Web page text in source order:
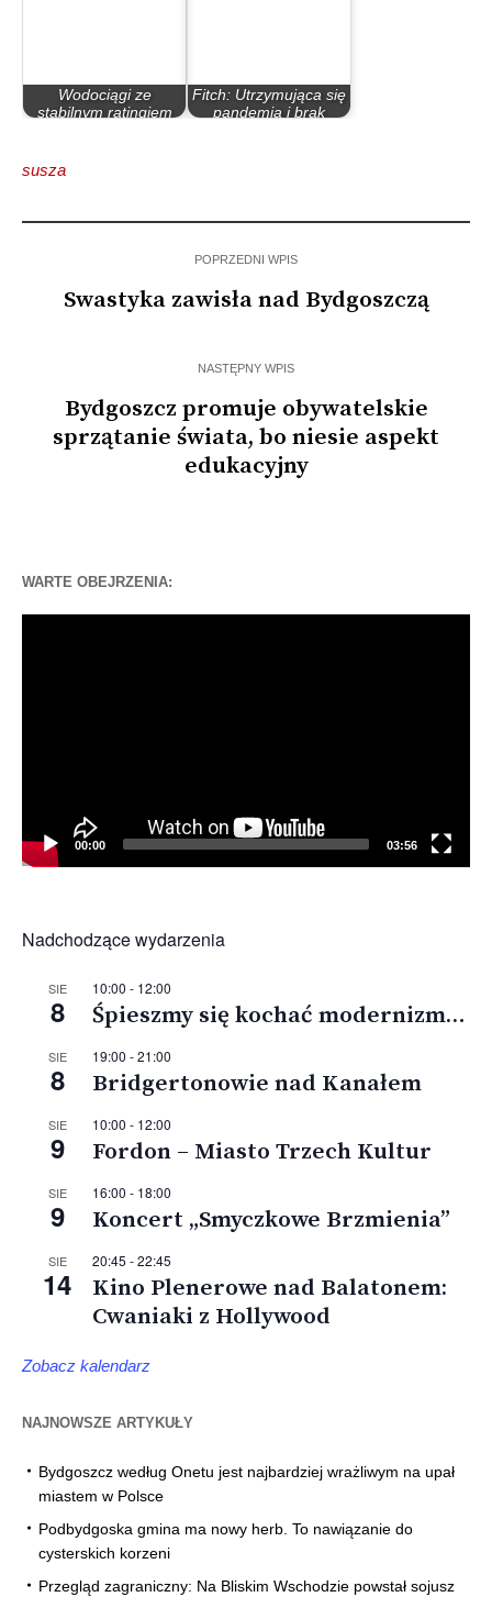
Wodociągi ze
stabilnym ratingiem
Fitch: Utrzymująca się
pandemia i brak
susza
POPRZEDNI WPIS
Swastyka zawisła nad Bydgoszczą
NASTĘPNY WPIS
Bydgoszcz promuje obywatelskie
sprzątanie świata, bo niesie aspekt
edukacyjny
WARTE OBEJRZENIA:
00:00 03:56
Nadchodzące wydarzenia
SIE
8
10:00 - 12:00
Śpieszmy się kochać modernizm…
SIE
8
19:00 -21:00
Bridgertonowie nad Kanałem
SIE
9
10:00 - 12:00
Fordon – Miasto Trzech Kultur
SIE
9
16:00 - 18:00
Koncert „Smyczkowe Brzmienia”
SIE
14
20:45 -22:45
Kino Plenerowe nad Balatonem:
Cwaniaki z Hollywood
Zobacz kalendarz
NAJNOWSZE ARTYKUŁY
Bydgoszcz według Onetu jest najbardziej wrażliwym na upał
miastem w Polsce
Podbydgoska gmina ma nowy herb. To nawiązanie do
cysterskich korzeni
Przegląd zagraniczny: Na Bliskim Wschodzie powstał sojusz